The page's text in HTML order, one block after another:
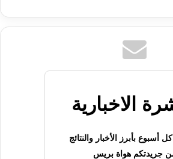
الاخبارية
أسبوع بأبرز الأخبار والنتائج
جريدتكم هواة بريس